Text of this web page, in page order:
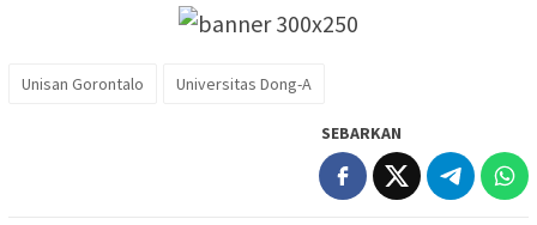
Unisan Gorontalo Universitas Dong-A
SEBARKAN